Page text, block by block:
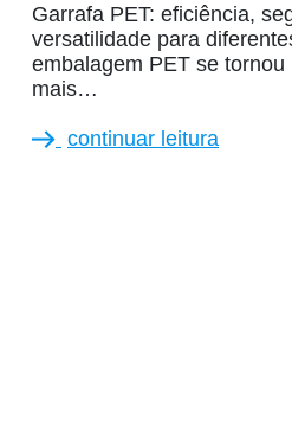
Garrafa PET: eficiência,
versatilidade para
embalagem PET se
mais…
continuar leitura